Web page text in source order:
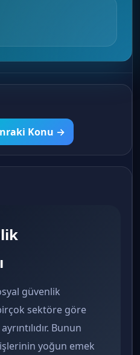
Konu →
güvenlik
sektöre göre
Bunun
yoğun emek